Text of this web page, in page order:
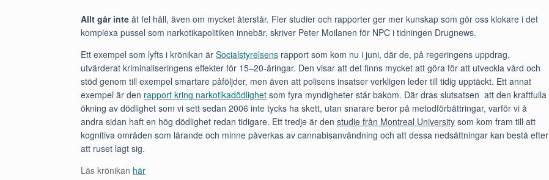
Allt går inte åt fel håll, även om mycket återstår. Fler studier och rapporter ger mer kunskap som gör oss klokare i det
komplexa pussel som narkotikapolitiken innebär, skriver Peter Moilanen för NPC i tidningen Drugnews.
Ett exempel som lyfts i krönikan är Socialstyrelsens rapport som kom nu i juni, där de, på regeringens uppdrag,
utvärderat kriminaliseringens effekter för 15–20-åringar. Den visar att det finns mycket att göra för att utveckla vård och
stöd genom till exempel smartare påföljder, men även att polisens insatser verkligen leder till tidig upptäckt. Ett annat
exempel är den rapport kring narkotikadödlighet som fyra myndigheter står bakom. Där dras slutsatsen att den kraftfulla
ökning av dödlighet som vi sett sedan 2006 inte tycks ha skett, utan snarare beror på metodförbättringar, varför vi å
andra sidan haft en hög dödlighet redan tidigare. Ett tredje är den studie från Montreal University som kom fram till att
kognitiva områden som lärande och minne påverkas av cannabisanvändning och att dessa nedsättningar kan bestå efter
att ruset lagt sig.
Läs krönikan här